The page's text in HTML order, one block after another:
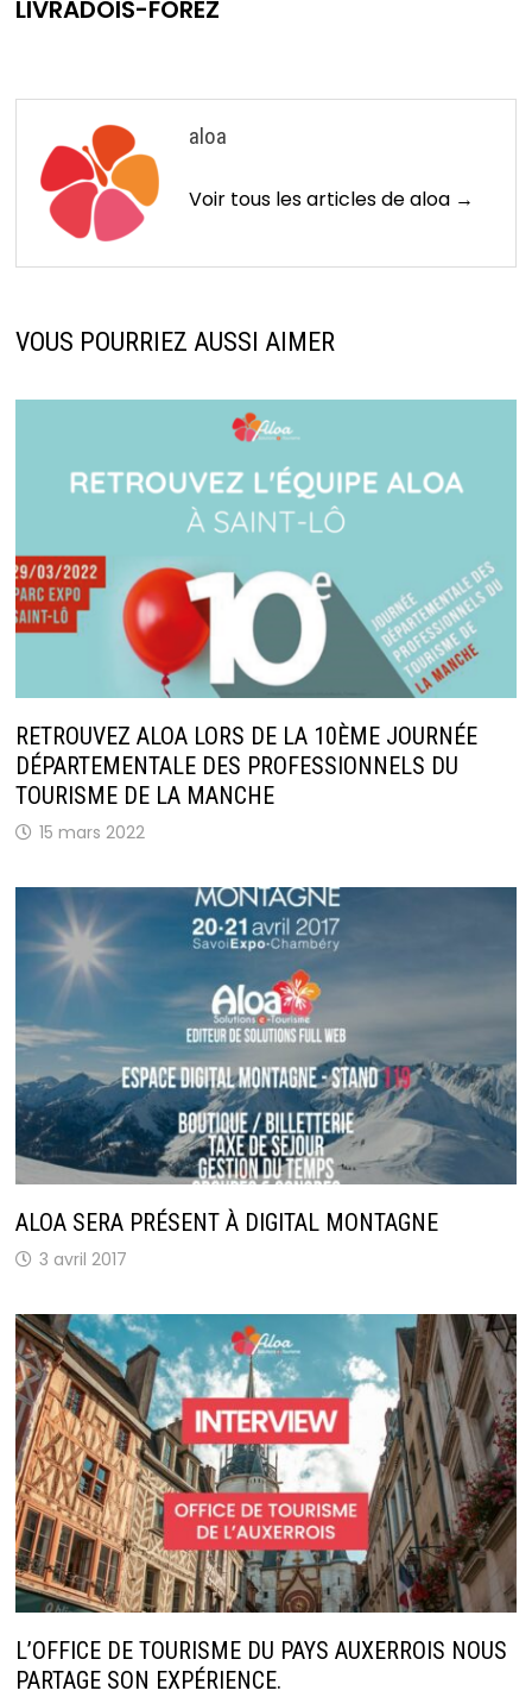
LIVRADOIS-FOREZ
aloa
Voir tous les articles de aloa →
VOUS POURRIEZ AUSSI AIMER
RETROUVEZ ALOA LORS DE LA 10ÈME JOURNÉE
DÉPARTEMENTALE DES PROFESSIONNELS DU
TOURISME DE LA MANCHE
15 mars 2022
ALOA SERA PRÉSENT À DIGITAL MONTAGNE
3 avril 2017
L’OFFICE DE TOURISME DU PAYS AUXERROIS NOUS
PARTAGE SON EXPÉRIENCE.